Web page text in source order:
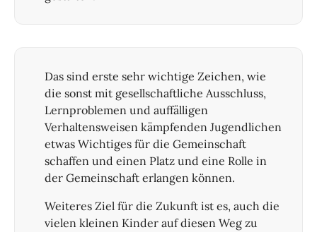
Das sind erste sehr wichtige Zeichen, wie
die sonst mit gesellschaftliche Ausschluss,
Lernproblemen und auffälligen
Verhaltensweisen kämpfenden Jugendlichen
etwas Wichtiges für die Gemeinschaft
schaffen und einen Platz und eine Rolle in
der Gemeinschaft erlangen können.
Weiteres Ziel für die Zukunft ist es, auch die
vielen kleinen Kinder auf diesen Weg zu